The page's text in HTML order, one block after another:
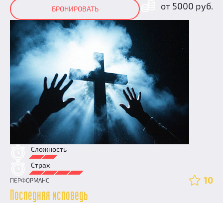
от 5000 руб.
БРОНИРОВАТЬ
Сложность
Страх
ПЕРФОРМАНС 10
Последняя исповедь